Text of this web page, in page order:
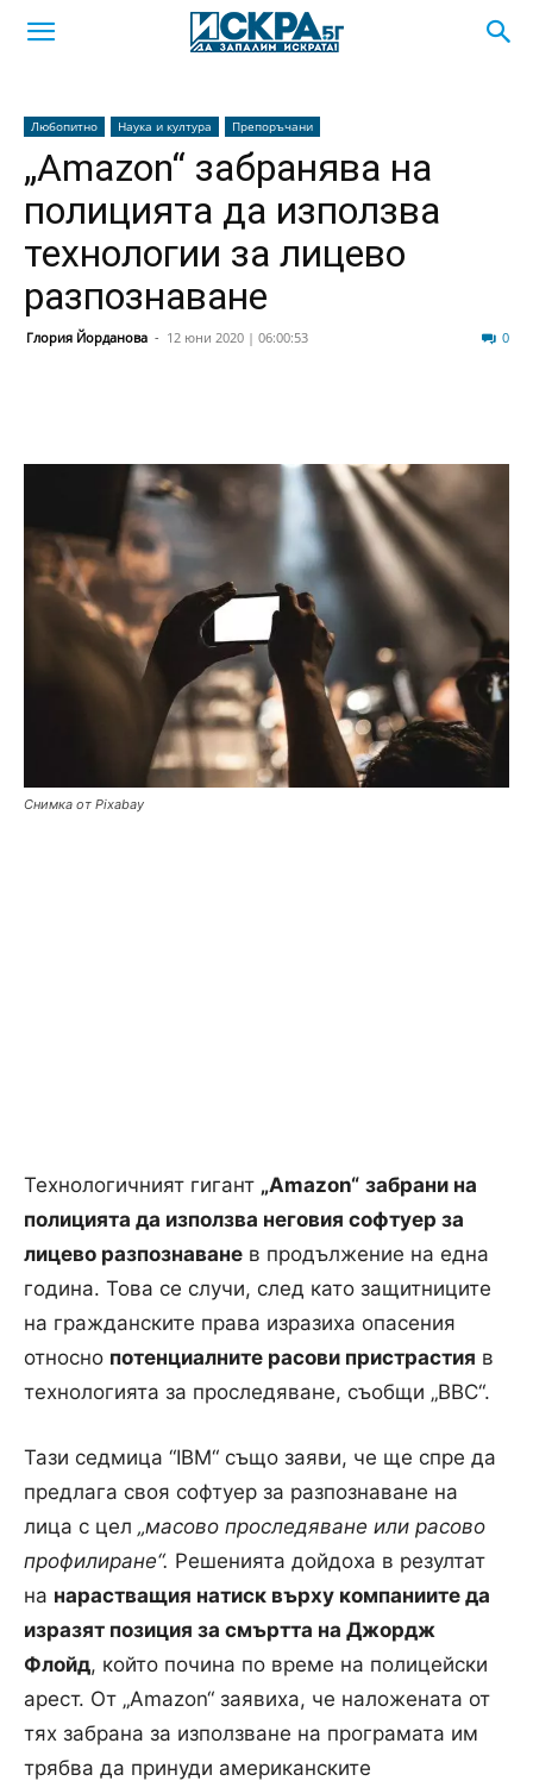
Любопитно Наука и култура Препоръчани
„Amazon“ забранява на
полицията да използва
технологии за лицево
разпознаване
Глория Йорданова - 12 юни 2020 | 06:00:53 0
Снимка от Pixabay
Технологичният гигант „Amazon“ забрани на
полицията да използва неговия софтуер за
лицево разпознаване в продължение на една
година. Това се случи, след като защитниците
на гражданските права изразиха опасения
относно потенциалните расови пристрастия в
технологията за проследяване, съобщи „BBC“.
Тази седмица “IBM“ също заяви, че ще спре да
предлага своя софтуер за разпознаване на
лица с цел „масово проследяване или расово
профилиране“. Решенията дойдоха в резултат
на нарастващия натиск върху компаниите да
изразят позиция за смъртта на Джордж
Флойд, който почина по време на полицейски
арест. От „Amazon“ заявиха, че наложената от
тях забрана за използване на програмата им
трябва да принуди американските